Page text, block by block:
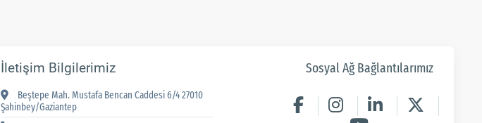
İletişim Bilgilerimiz
Beştepe Mah. Mustafa Bencan Caddesi 6/4 27010
Şahinbey/Gaziantep
Sosyal Ağ Bağlantılarımız